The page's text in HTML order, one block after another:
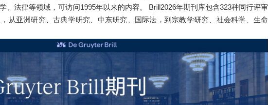
、法律等领域，可访问1995年以来的内容。 Brill2026年期刊库包含323种同行评审
从亚洲研究、古典学研究、中东研究、国际法，到宗教学研究、社会科学、生命